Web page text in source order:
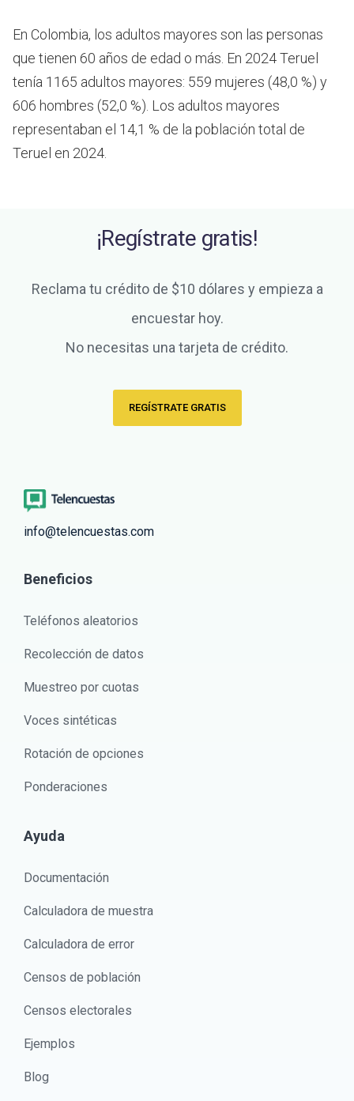
En Colombia, los adultos mayores son las personas
que tienen 60 años de edad o más. En 2024 Teruel
tenía 1165 adultos mayores: 559 mujeres (48,0 %) y
606 hombres (52,0 %). Los adultos mayores
representaban el 14,1 % de la población total de
Teruel en 2024.
¡Regístrate gratis!
Reclama tu crédito de $10 dólares y empieza a
encuestar hoy.
No necesitas una tarjeta de crédito.
REGÍSTRATE GRATIS
info@telencuestas.com
Beneficios
Teléfonos aleatorios
Recolección de datos
Muestreo por cuotas
Voces sintéticas
Rotación de opciones
Ponderaciones
Ayuda
Documentación
Calculadora de muestra
Calculadora de error
Censos de población
Censos electorales
Ejemplos
Blog